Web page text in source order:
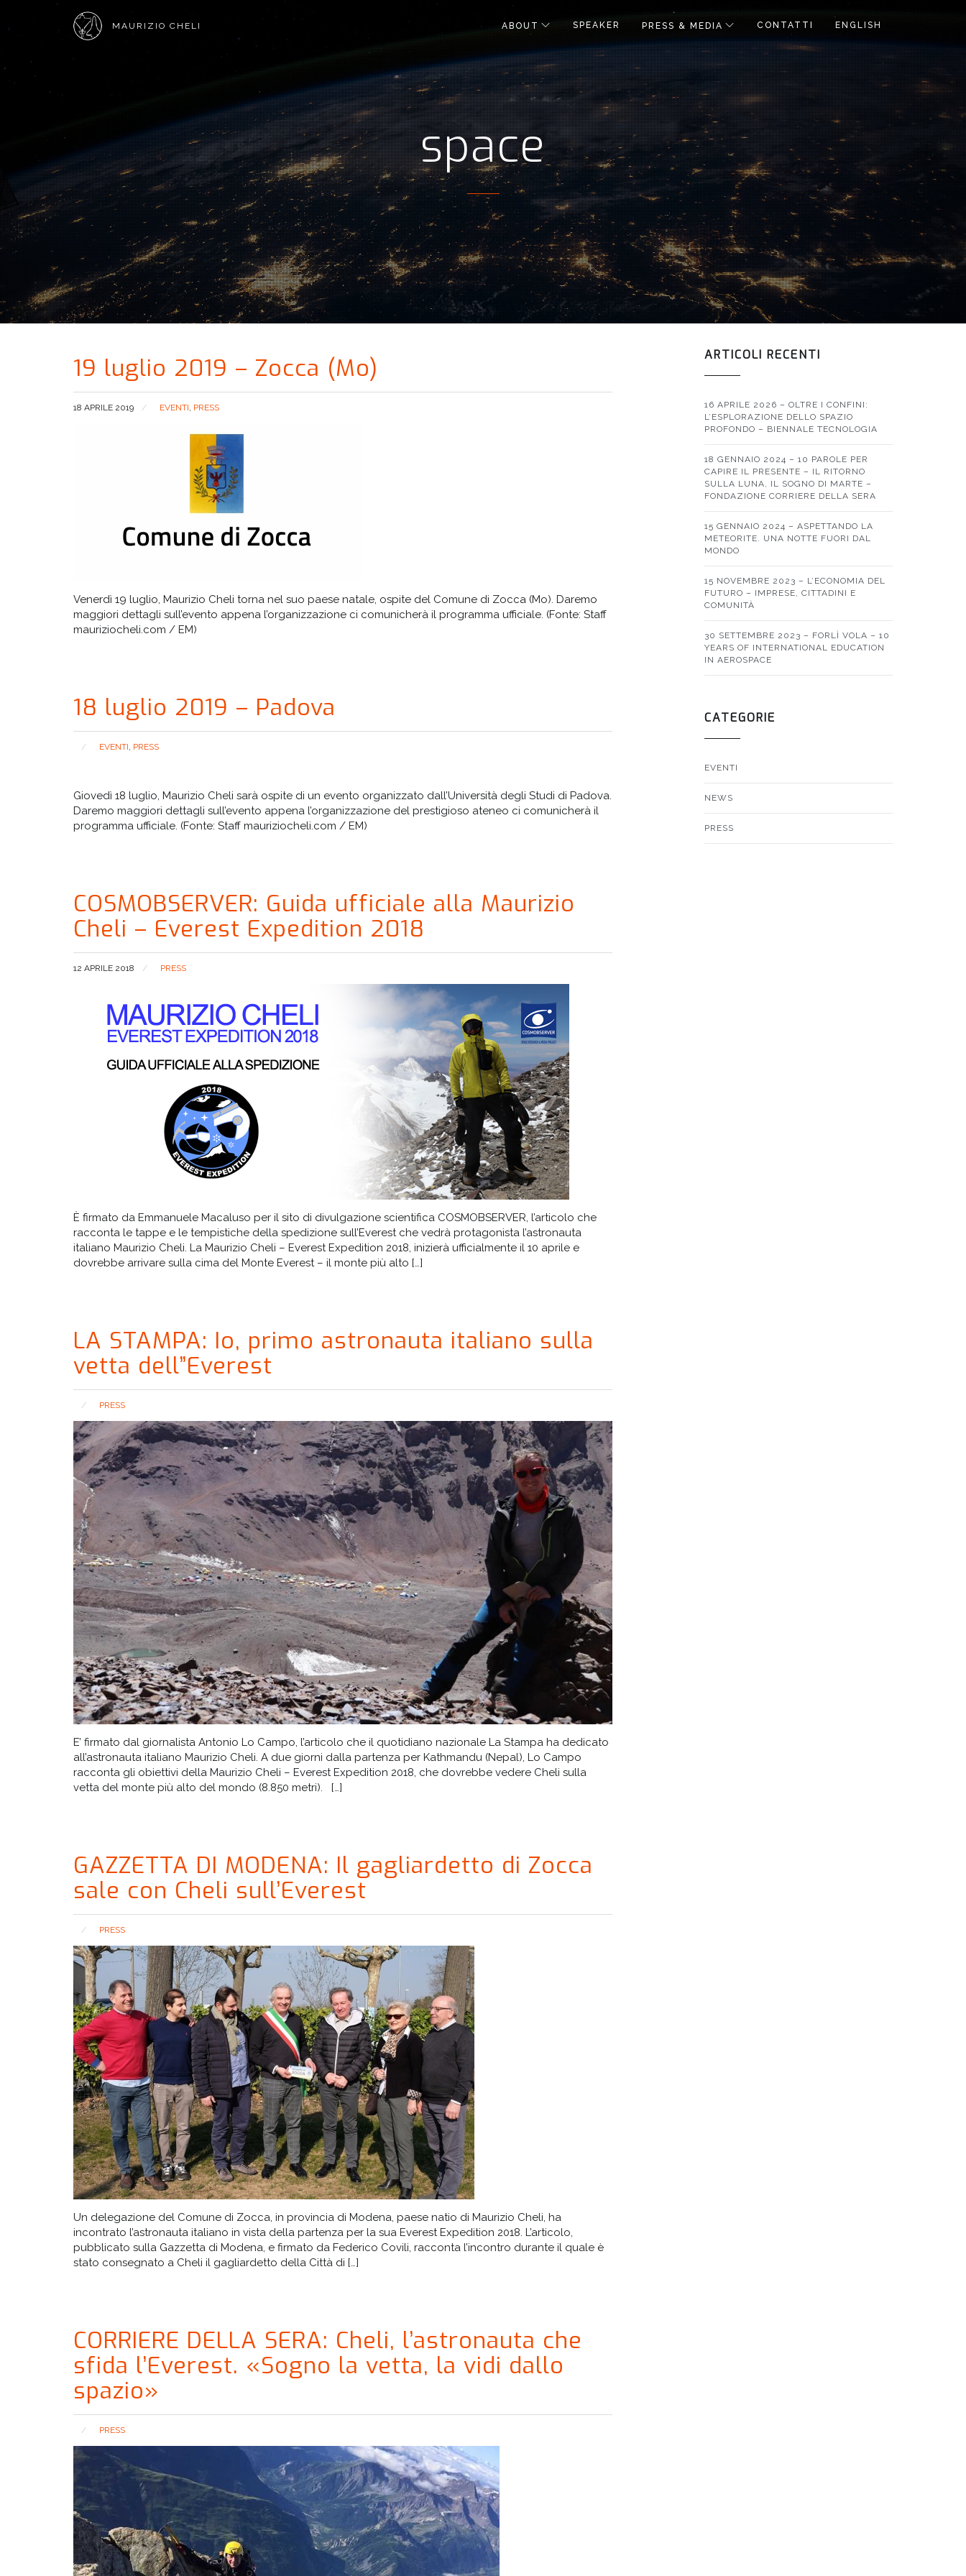
MAURIZIO CHELI ABOUT SPEAKER PRESS & MEDIA CONTATTI ENGLISH
space
19 luglio 2019 – Zocca (Mo)
18 APRILE 2019 EVENTI, PRESS
Venerdì 19 luglio, Maurizio Cheli torna nel suo paese natale, ospite del Comune di Zocca (Mo). Daremo
maggiori dettagli sull’evento appena l’organizzazione ci comunicherà il programma ufficiale. (Fonte: Staff
mauriziocheli.com / EM)
18 luglio 2019 – Padova
EVENTI, PRESS
Giovedì 18 luglio, Maurizio Cheli sarà ospite di un evento organizzato dall’Università degli Studi di Padova.
Daremo maggiori dettagli sull’evento appena l’organizzazione del prestigioso ateneo ci comunicherà il
programma ufficiale. (Fonte: Staff mauriziocheli.com / EM)
COSMOBSERVER: Guida ufficiale alla Maurizio
Cheli – Everest Expedition 2018
12 APRILE 2018 PRESS
È firmato da Emmanuele Macaluso per il sito di divulgazione scientifica COSMOBSERVER, l’articolo che
racconta le tappe e le tempistiche della spedizione sull’Everest che vedrà protagonista l’astronauta
italiano Maurizio Cheli. La Maurizio Cheli – Everest Expedition 2018, inizierà ufficialmente il 10 aprile e
dovrebbe arrivare sulla cima del Monte Everest – il monte più alto […]
LA STAMPA: Io, primo astronauta italiano sulla
vetta dell”Everest
PRESS
E’ firmato dal giornalista Antonio Lo Campo, l’articolo che il quotidiano nazionale La Stampa ha dedicato
all’astronauta italiano Maurizio Cheli. A due giorni dalla partenza per Kathmandu (Nepal), Lo Campo
racconta gli obiettivi della Maurizio Cheli – Everest Expedition 2018, che dovrebbe vedere Cheli sulla
vetta del monte più alto del mondo (8.850 metri). […]
GAZZETTA DI MODENA: Il gagliardetto di Zocca
sale con Cheli sull’Everest
PRESS
Un delegazione del Comune di Zocca, in provincia di Modena, paese natio di Maurizio Cheli, ha
incontrato l’astronauta italiano in vista della partenza per la sua Everest Expedition 2018. L’articolo,
pubblicato sulla Gazzetta di Modena, e firmato da Federico Covili, racconta l’incontro durante il quale è
stato consegnato a Cheli il gagliardetto della Città di […]
CORRIERE DELLA SERA: Cheli, l’astronauta che
sfida l’Everest. «Sogno la vetta, la vidi dallo
spazio»
PRESS
ARTICOLI RECENTI
16 APRILE 2026 – OLTRE I CONFINI:
L’ESPLORAZIONE DELLO SPAZIO
PROFONDO – BIENNALE TECNOLOGIA
18 GENNAIO 2024 – 10 PAROLE PER
CAPIRE IL PRESENTE – IL RITORNO
SULLA LUNA, IL SOGNO DI MARTE –
FONDAZIONE CORRIERE DELLA SERA
15 GENNAIO 2024 – ASPETTANDO LA
METEORITE. UNA NOTTE FUORI DAL
MONDO
15 NOVEMBRE 2023 – L’ECONOMIA DEL
FUTURO – IMPRESE, CITTADINI E
COMUNITÀ
30 SETTEMBRE 2023 – FORLÌ VOLA – 10
YEARS OF INTERNATIONAL EDUCATION
IN AEROSPACE
CATEGORIE
EVENTI
NEWS
PRESS